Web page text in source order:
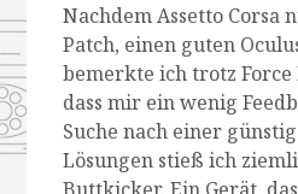
Nachdem Assetto Corsa
Patch, einen guten
bemerkte ich trotz Force
dass mir ein wenig
Suche nach einer
Lösungen stieß ich